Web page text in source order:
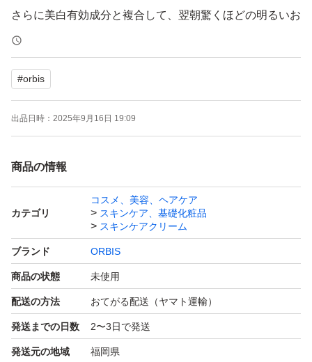
さらに美白有効成分と複合して、翌朝驚くほどの明るいお
肌に導きます。
またDDS(成分をたっぷり注入する技術)を応用した潤白コ
ンプレックスがたっぷり浸透するので、翌朝のお肌は一味
違うモチモチぷるぷるのさわり心地に♪
#orbis
出品日時： 2025年9月16日 19:09
商品の情報
カテゴリ
コスメ、美容、ヘアケア
スキンケア、基礎化粧品
スキンケアクリーム
ブランド ORBIS
商品の状態 未使用
配送の方法 おてがる配送（ヤマト運輸）
発送までの日数 2〜3日で発送
発送元の地域 福岡県